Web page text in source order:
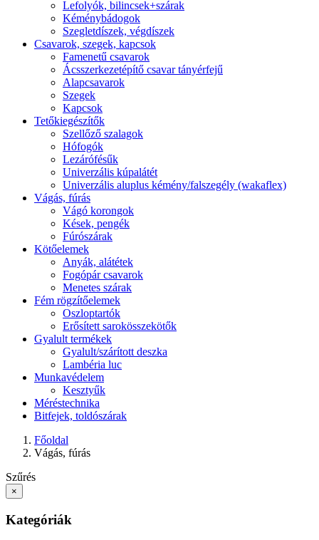
Lefolyók, bilincsek+szárak
Kéménybádogok
Szegletdíszek, végdíszek
Csavarok, szegek, kapcsok
Famenetű csavarok
Ácsszerkezetépítő csavar tányérfejű
Alapcsavarok
Szegek
Kapcsok
Tetőkiegészítők
Szellőző szalagok
Hófogók
Lezárófésűk
Univerzális kúpalátét
Univerzális aluplus kémény/falszegély (wakaflex)
Vágás, fúrás
Vágó korongok
Kések, pengék
Fúrószárak
Kötőelemek
Anyák, alátétek
Fogópár csavarok
Menetes szárak
Fém rögzítőelemek
Oszloptartók
Erősített sarokösszekötők
Gyalult termékek
Gyalult/szárított deszka
Lambéria luc
Munkavédelem
Kesztyűk
Méréstechnika
Bitfejek, toldószárak
Főoldal
Vágás, fúrás
Szűrés
×
Kategóriák